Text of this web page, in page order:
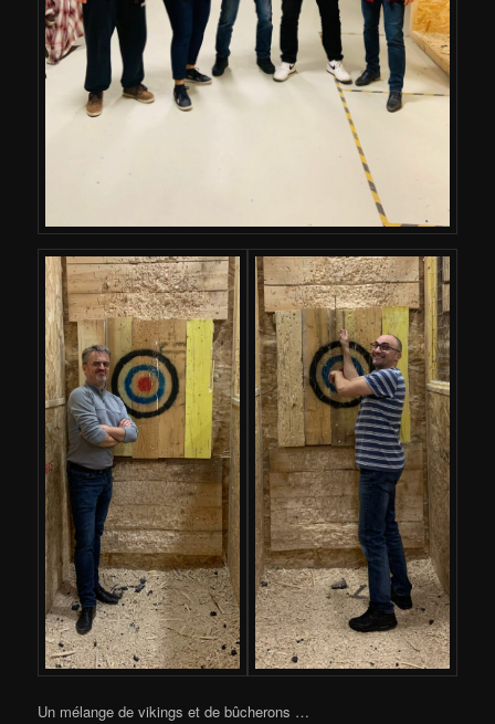
Un mélange de vikings et de bûcherons …